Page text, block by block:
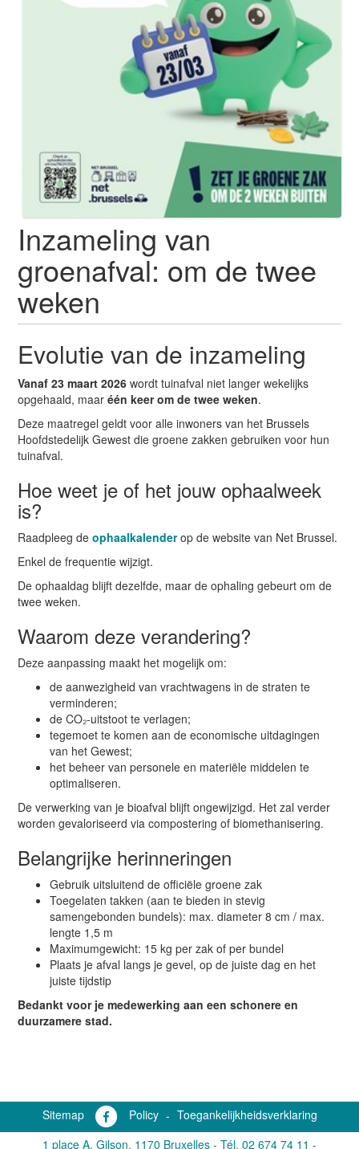
Inzameling van
groenafval: om de twee
weken
Evolutie van de inzameling
Vanaf 23 maart 2026 wordt tuinafval niet langer wekelijks
opgehaald, maaréén keer om de twee weken.
Deze maatregel geldt voor alle inwoners van het Brussels
Hoofdstedelijk Gewest die groene zakken gebruiken voor hun
tuinafval.
Hoe weet je of het jouw ophaalweek
is?
Raadpleeg deophaalkalenderop de website van Net Brussel.
Enkel de frequentie wijzigt.
De ophaaldag blijft dezelfde, maar de ophaling gebeurt om de
twee weken.
Waarom deze verandering?
Deze aanpassing maakt het mogelijk om:
de aanwezigheid van vrachtwagens in de straten te
verminderen;
de CO₂-uitstoot te verlagen;
tegemoet te komen aan de economische uitdagingen
van het Gewest;
het beheer van personele en materiële middelen te
optimaliseren.
De verwerking van je bioafval blijft ongewijzigd. Het zal verder
worden gevaloriseerd via compostering of biomethanisering.
Belangrijke herinneringen
Gebruik uitsluitend de officiële groene zak
Toegelaten takken (aan te bieden in stevig
samengebonden bundels): max. diameter 8 cm / max.
lengte 1,5 m
Maximumgewicht: 15 kg per zak of per bundel
Plaats je afval langs je gevel, op de juiste dag en het
juiste tijdstip
Bedankt voor je medewerking aan een schonere en
duurzamere stad.
Sitemap Policy - Toegankelijkheidsverklaring
1 place A. Gilson, 1170 Bruxelles - Tél. 02 674 74 11 -